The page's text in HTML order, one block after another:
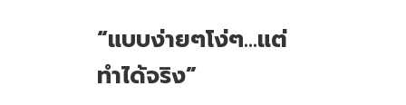
“แบบง่ายๆโง่ๆ...แต่
ทำได้จริง”